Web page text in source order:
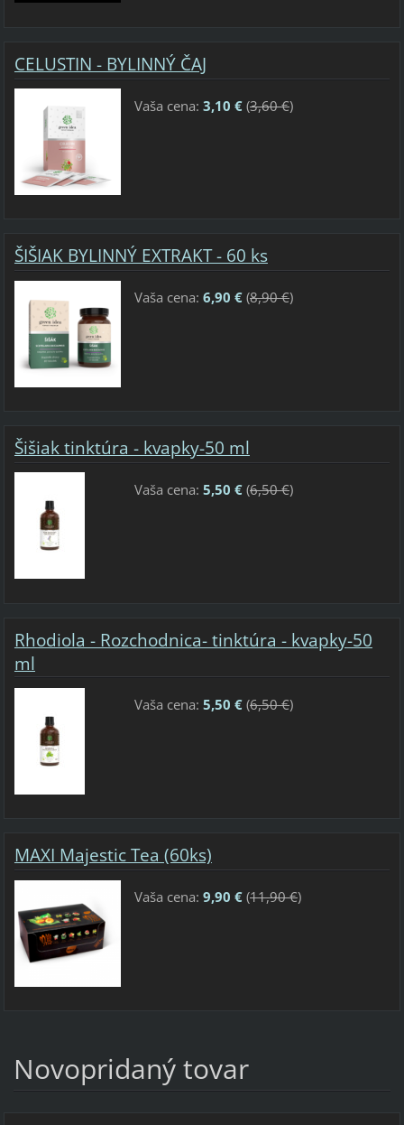
CELUSTIN - BYLINNÝ ČAJ
Vaša cena: 3,10 €(3,60 €)
ŠIŠIAK BYLINNÝ EXTRAKT - 60 ks
Vaša cena: 6,90 €(8,90 €)
Šišiak tinktúra - kvapky-50 ml
Vaša cena: 5,50 €(6,50 €)
Rhodiola - Rozchodnica- tinktúra - kvapky-50
ml
Vaša cena: 5,50 €(6,50 €)
MAXI Majestic Tea (60ks)
Vaša cena: 9,90 €(11,90 €)
Novopridaný tovar